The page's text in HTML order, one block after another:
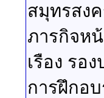
สมุทรสง
ภารกิจห
เรือง รอ
การฝึกอ